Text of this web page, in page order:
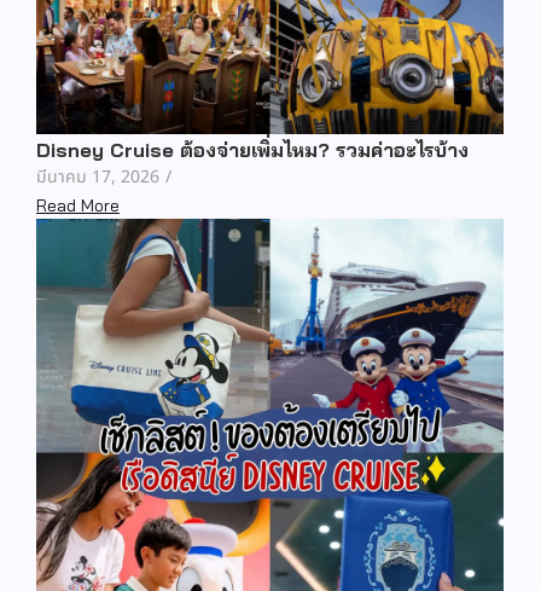
Disney Cruise ต้องจ่ายเพิ่มไหม? รวมค่าอะไรบ้าง
มีนาคม 17, 2026 /
Read More